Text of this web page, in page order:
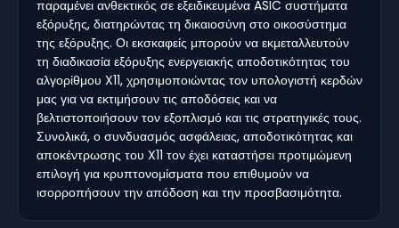
παραμένει ανθεκτικός σε εξειδικευμένα ASIC συστήματα
εξόρυξης, διατηρώντας τη δικαιοσύνη στο οικοσύστημα
της εξόρυξης. Οι εκσκαφείς μπορούν να εκμεταλλευτούν
τη διαδικασία εξόρυξης ενεργειακής αποδοτικότητας του
αλγορίθμου X11, χρησιμοποιώντας τον υπολογιστή κερδών
μας για να εκτιμήσουν τις αποδόσεις και να
βελτιστοποιήσουν τον εξοπλισμό και τις στρατηγικές τους.
Συνολικά, ο συνδυασμός ασφάλειας, αποδοτικότητας και
αποκέντρωσης του X11 τον έχει καταστήσει προτιμώμενη
επιλογή για κρυπτονομίσματα που επιθυμούν να
ισορροπήσουν την απόδοση και την προσβασιμότητα.